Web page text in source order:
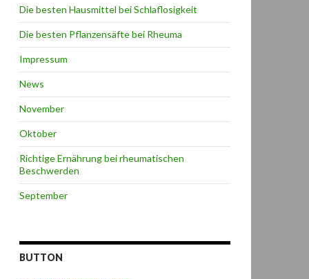
Die besten Hausmittel bei Schlaflosigkeit
Die besten Pflanzensäfte bei Rheuma
Impressum
News
November
Oktober
Richtige Ernährung bei rheumatischen
Beschwerden
September
BUTTON